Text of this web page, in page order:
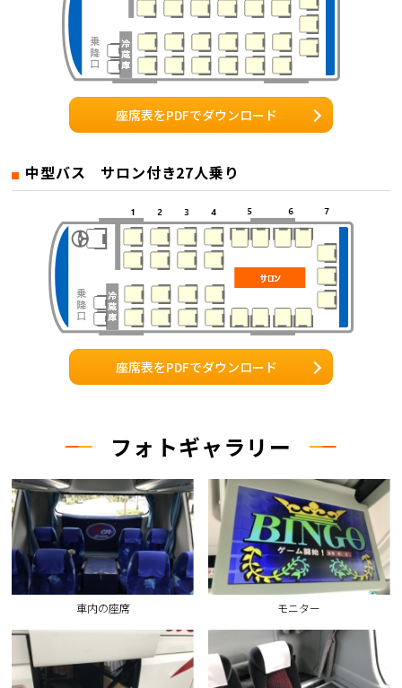
座席表をPDFでダウンロード
中型バス サロン付き27人乗り
座席表をPDFでダウンロード
フォトギャラリー
車内の座席 モニター